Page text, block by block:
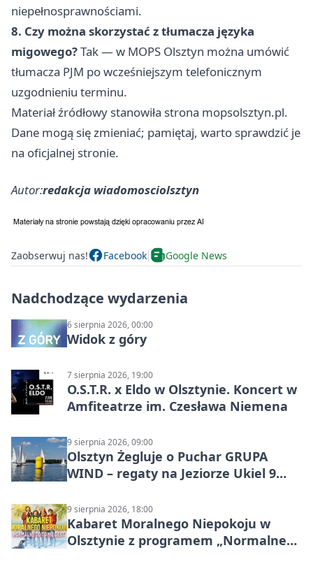
niepełnosprawnościami.
8. Czy można skorzystać z tłumacza języka
migowego?Tak — w MOPS Olsztyn można umówić
tłumacza PJM po wcześniejszym telefonicznym
uzgodnieniu terminu.
Materiał źródłowy stanowiła strona mopsolsztyn.pl.
Dane mogą się zmieniać; pamiętaj, warto sprawdzić je
na oficjalnej stronie.
Autor:redakcja wiadomosciolsztyn
Zaobserwuj nas! Facebook Google News
Nadchodzące wydarzenia
6 sierpnia 2026, 00:00
Widok z góry
7 sierpnia 2026, 19:00
O.S.T.R. x Eldo w Olsztynie. Koncert w
Amfiteatrze im. Czesława Niemena
9 sierpnia 2026, 09:00
Olsztyn Żegluje o Puchar GRUPA
WIND – regaty na Jeziorze Ukiel 9
9 sierpnia 2026, 18:00
Kabaret Moralnego Niepokoju w
Olsztynie z programem „Normalne